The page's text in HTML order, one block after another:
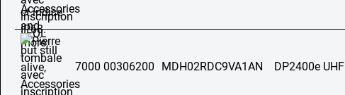
7000 00306200 MDH02RDC9VA1AN DP2400e UHF